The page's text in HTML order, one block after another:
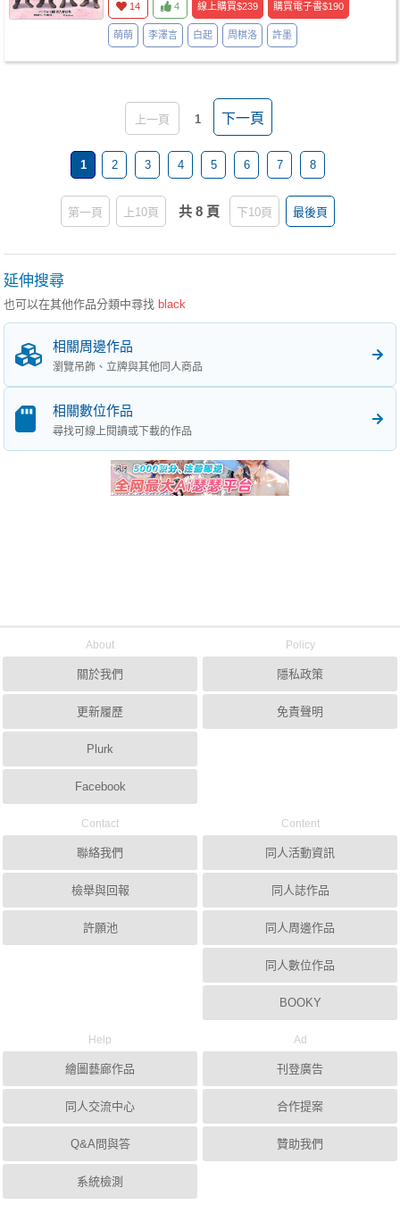
14 4 線上購買$239 購買電子書$190
萌萌 李澤言 白起 周棋洛 許墨
上一頁 1 下一頁
1 2 3 4 5 6 7 8
第一頁 上10頁 共 8 頁 下10頁 最後頁
延伸搜尋
也可以在其他作品分類中尋找 black
相關周邊作品
瀏覽吊飾、立牌與其他同人商品
相關數位作品
尋找可線上閱讀或下載的作品
About
關於我們
更新履歷
Plurk
Facebook
Policy
隱私政策
免責聲明
Contact
聯絡我們
檢舉與回報
許願池
Content
同人活動資訊
同人誌作品
同人周邊作品
同人數位作品
BOOKY
Help
繪圖藝廊作品
同人交流中心
Q&A問與答
系統檢測
Ad
刊登廣告
合作提案
贊助我們